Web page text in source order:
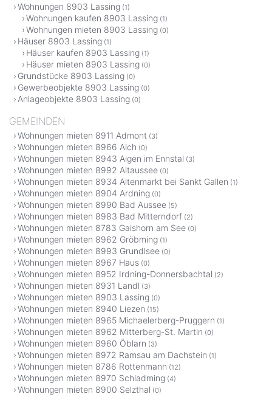
Wohnungen 8903 Lassing (1)
Wohnungen kaufen 8903 Lassing (1)
Wohnungen mieten 8903 Lassing (0)
Häuser 8903 Lassing (1)
Häuser kaufen 8903 Lassing (1)
Häuser mieten 8903 Lassing (0)
Grundstücke 8903 Lassing (0)
Gewerbeobjekte 8903 Lassing (0)
Anlageobjekte 8903 Lassing (0)
GEMEINDEN
Wohnungen mieten 8911 Admont (3)
Wohnungen mieten 8966 Aich (0)
Wohnungen mieten 8943 Aigen im Ennstal (3)
Wohnungen mieten 8992 Altaussee (0)
Wohnungen mieten 8934 Altenmarkt bei Sankt Gallen (1)
Wohnungen mieten 8904 Ardning (0)
Wohnungen mieten 8990 Bad Aussee (5)
Wohnungen mieten 8983 Bad Mitterndorf (2)
Wohnungen mieten 8783 Gaishorn am See (0)
Wohnungen mieten 8962 Gröbming (1)
Wohnungen mieten 8993 Grundlsee (0)
Wohnungen mieten 8967 Haus (0)
Wohnungen mieten 8952 Irdning-Donnersbachtal (2)
Wohnungen mieten 8931 Landl (3)
Wohnungen mieten 8903 Lassing (0)
Wohnungen mieten 8940 Liezen (15)
Wohnungen mieten 8965 Michaelerberg-Pruggern (1)
Wohnungen mieten 8962 Mitterberg-St. Martin (0)
Wohnungen mieten 8960 Öblarn (3)
Wohnungen mieten 8972 Ramsau am Dachstein (1)
Wohnungen mieten 8786 Rottenmann (12)
Wohnungen mieten 8970 Schladming (4)
Wohnungen mieten 8900 Selzthal (0)